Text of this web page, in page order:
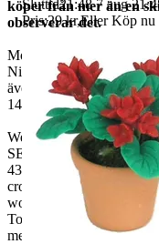
köper från mer än en
observerar det.
Moms ingår i våra priser.
Ni kan
även fråga om faktura
14 dagars full returrätt
We also ship abroad
SEK, 100 gr
43 SEK, 250gr 85 SEK,
crown
worldwide price freight)
To Denmark 0,5-3kg
measure 40x40x140cm
Sluttid21:48 7 aug
Pris:29 kr,Eller Köp nu